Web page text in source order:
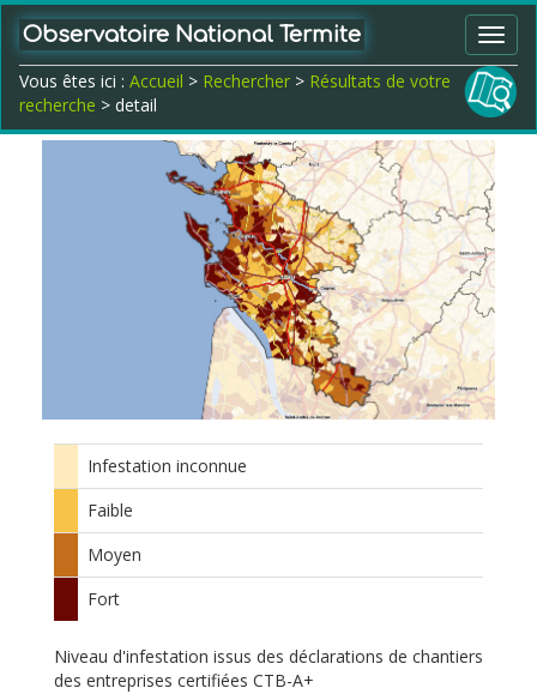
Observatoire National Termite
Vous êtes ici : Accueil > Rechercher > Résultats de votre
recherche > detail
Infestation inconnue
Faible
Moyen
Fort
Niveau d'infestation issus des déclarations de chantiers
des entreprises certifiées CTB-A+